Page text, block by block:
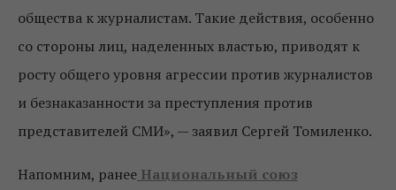
общества к журналистам. Такие действия, особенно
со стороны лиц, наделенных властью, приводят к
росту общего уровня агрессии против журналистов
и безнаказанности за преступления против
представителей СМИ», — заявил Сергей Томиленко.
Напомним, ранее Национальный союз